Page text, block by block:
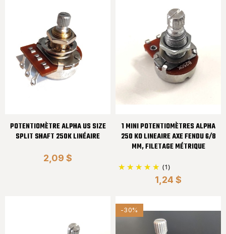
POTENTIOMÈTRE ALPHA US SIZE
SPLIT SHAFT 250K LINÉAIRE
2,09 $
1 MINI POTENTIOMÈTRES ALPHA
250 KO LINEAIRE AXE FENDU 6/8
MM, FILETAGE MÉTRIQUE
(1)
1,24 $
-30%